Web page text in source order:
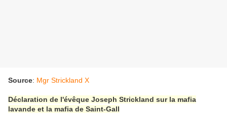
Source: Mgr Strickland X
Déclaration de l'évêque Joseph Strickland sur la mafia
lavande et la mafia de Saint-Gall